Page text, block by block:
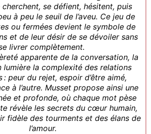
se défient, hésitent, puis
à peu le seuil de l’aveu. Ce jeu de
ou fermées devient le symbole de
et de leur désir de se dévoiler sans
livrer complètement.
apparente de la conversation, la
lumière la complexité des relations
: peur du rejet, espoir d’être aimé,
à l’autre. Musset propose ainsi une
et profonde, où chaque mot pèse
révèle les secrets du cœur humain,
fidèle des tourments et des élans de
l’amour.